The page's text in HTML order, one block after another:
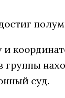
и
суд.